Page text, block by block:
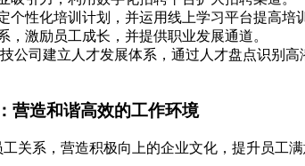
个性化培训计划，并运用线上学习平台提高培
，激励员工成长，并提供职业发展通道。
公司建立人才发展体系，通过人才盘点识别
营造和谐高效的工作环境
关系，营造积极向上的企业文化，提升员工满